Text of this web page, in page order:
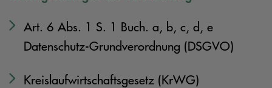
Art. 6 Abs. 1 S. 1 Buch. a, b, c, d, e
Datenschutz-Grundverordnung (DSGVO)
Kreislaufwirtschaftsgesetz (KrWG)